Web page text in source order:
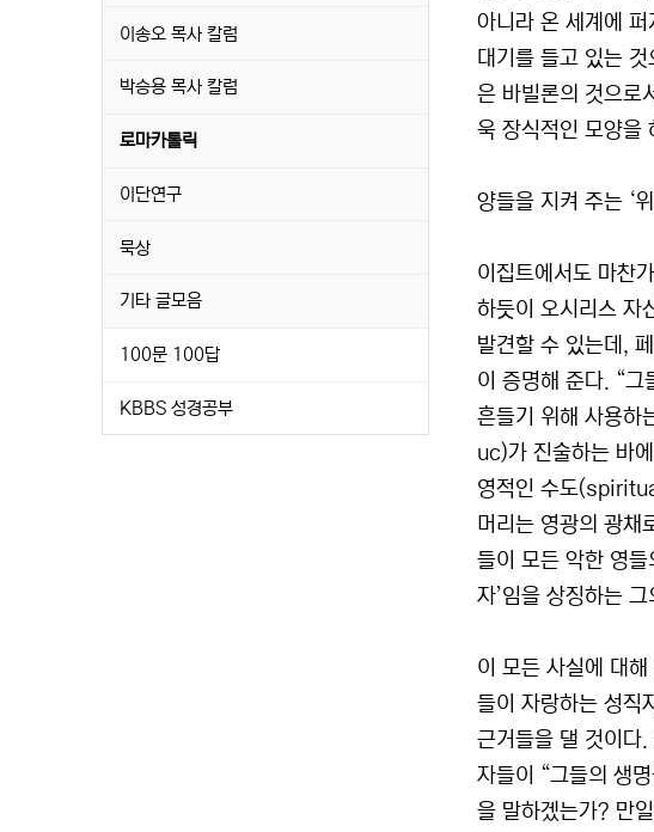
아니라 온 세계에
대기를 들고 있는
은 바빌론의 것으로
욱 장식적인 모양을
양들을 지켜 주는 ‘
이집트에서도 마찬
하듯이 오시리스 자
발견할 수 있는데,
이 증명해 준다. “그
흔들기 위해 사용하
uc)가 진술하는 바
영적인 수도
머리는 영광의 광채
들이 모든 악한 영들
자’임을 상징하는
이 모든 사실에 대
들이 자랑하는 성직
근거들을 댈 것이다
자들이 “그들의 생
을 말하겠는가? 만
이송오 목사 칼럼
박승용 목사 칼럼
로마카톨릭
이단연구
묵상
기타 글모음
100문 100답
KBBS 성경공부